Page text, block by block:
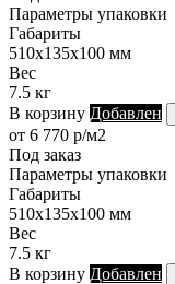
Параметры упаковки
Габариты
510х135х100 мм
Вес
7.5 кг
В корзину Добавлен
от 6 770 р/м2
Под заказ
Параметры упаковки
Габариты
510х135х100 мм
Вес
7.5 кг
В корзину Добавлен